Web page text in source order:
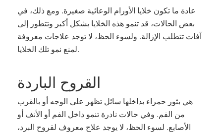
عادة ما تكون خلايا الأورام الوعائية صغيرة. ومع ذلك، في
بعض الحالات، قد تنمو هذه الخلايا بشكل أكبر وتتطور إلى
آفات تتطلب الإزالة. ولسوء الحظ، لا توجد علاجات معروفة
لمنع نمو تلك الخلايا.
القروح الباردة
هي بثور حمراء بداخلها سائل تظهر على الوجه أو بالقرب
من الفم. وفي حالات نادرة تنمو داخل الفم أو الأنف أو
الأصابع. لسوء الحظ، لا يوجد علاج معروف لقروح البرد،